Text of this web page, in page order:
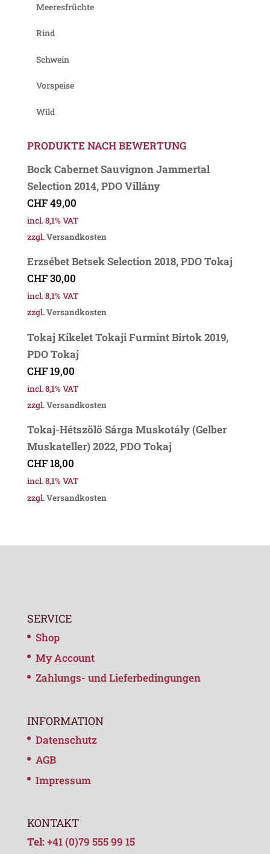
Meeresfrüchte
Rind
Schwein
Vorspeise
Wild
PRODUKTE NACH BEWERTUNG
Bock Cabernet Sauvignon Jammertal
Selection 2014, PDO Villány
CHF49,00
incl. 8,1% VAT
zzgl.Versandkosten
Erzsébet Betsek Selection 2018, PDO Tokaj
CHF30,00
incl. 8,1% VAT
zzgl.Versandkosten
Tokaj Kikelet Tokaji Furmint Birtok 2019,
PDO Tokaj
CHF19,00
incl. 8,1% VAT
zzgl.Versandkosten
Tokaj-Hétszölö Sárga Muskotály (Gelber
Muskateller) 2022, PDO Tokaj
CHF18,00
incl. 8,1% VAT
zzgl.Versandkosten
SERVICE
Shop
My Account
Zahlungs- und Lieferbedingungen
INFORMATION
Datenschutz
AGB
Impressum
KONTAKT
Tel:+41 (0)79 555 99 15